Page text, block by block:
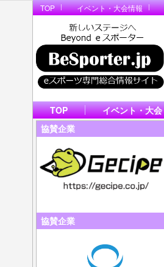
TOP イベント・大会情報
TOP イベント・大会
協賛企業
協賛企業